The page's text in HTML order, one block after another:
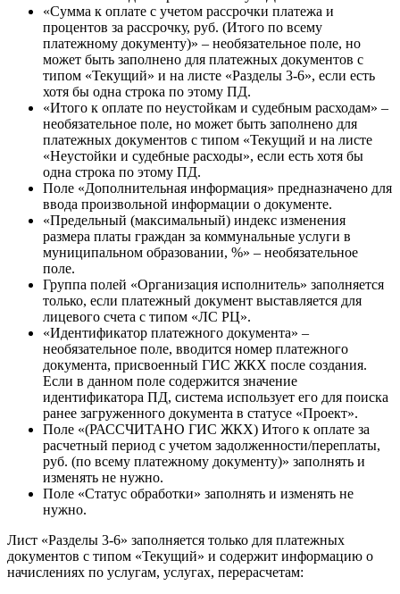
«Сумма к оплате с учетом рассрочки платежа и
процентов за рассрочку, руб. (Итого по всему
платежному документу)» – необязательное поле, но
может быть заполнено для платежных документов с
типом «Текущий» и на листе «Разделы 3-6», если есть
хотя бы одна строка по этому ПД.
«Итого к оплате по неустойкам и судебным расходам» –
необязательное поле, но может быть заполнено для
платежных документов с типом «Текущий и на листе
«Неустойки и судебные расходы», если есть хотя бы
одна строка по этому ПД.
Поле «Дополнительная информация» предназначено для
ввода произвольной информации о документе.
«Предельный (максимальный) индекс изменения
размера платы граждан за коммунальные услуги в
муниципальном образовании, %» – необязательное
поле.
Группа полей «Организация исполнитель» заполняется
только, если платежный документ выставляется для
лицевого счета с типом «ЛС РЦ».
«Идентификатор платежного документа» –
необязательное поле, вводится номер платежного
документа, присвоенный ГИС ЖКХ после создания.
Если в данном поле содержится значение
идентификатора ПД, система использует его для поиска
ранее загруженного документа в статусе «Проект».
Поле «(РАССЧИТАНО ГИС ЖКХ) Итого к оплате за
расчетный период c учетом задолженности/переплаты,
руб. (по всему платежному документу)» заполнять и
изменять не нужно.
Поле «Статус обработки» заполнять и изменять не
нужно.
Лист «Разделы 3-6» заполняется только для платежных
документов с типом «Текущий» и содержит информацию о
начислениях по услугам, услугах, перерасчетам: